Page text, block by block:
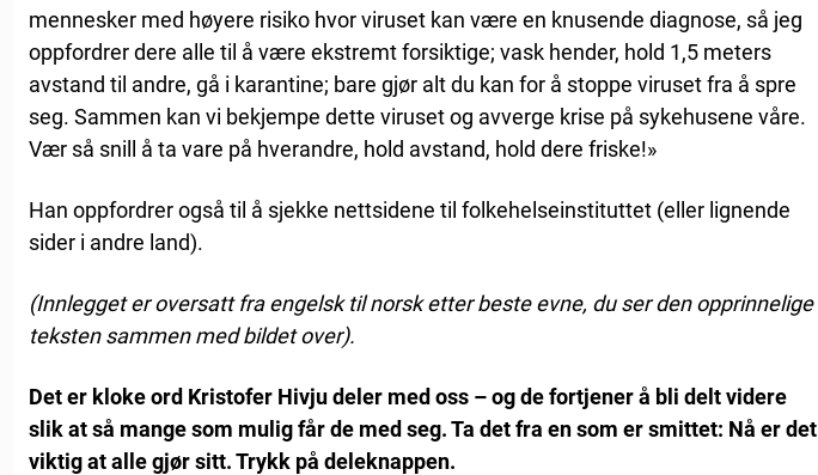
mennesker med høyere risiko hvor viruset kan være en knusende diagnose, så jeg
oppfordrer dere alle til å være ekstremt forsiktige; vask hender, hold 1,5 meters
avstand til andre, gå i karantine; bare gjør alt du kan for å stoppe viruset fra å spre
seg. Sammen kan vi bekjempe dette viruset og avverge krise på sykehusene våre.
Vær så snill å ta vare på hverandre, hold avstand, hold dere friske!»
Han oppfordrer også til å sjekke nettsidene til folkehelseinstituttet (eller lignende
sider i andre land).
(Innlegget er oversatt fra engelsk til norsk etter beste evne, du ser den opprinnelige
teksten sammen med bildet over).
Det er kloke ord Kristofer Hivju deler med oss – og de fortjener å bli delt videre
slik at så mange som mulig får de med seg. Ta det fra en som er smittet: Nå er det
viktig at alle gjør sitt. Trykk på deleknappen.